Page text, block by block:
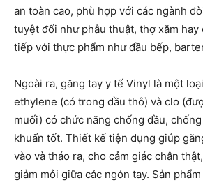
an toàn cao, phù hợp với các ngành
tuyệt đối như phẫu thuật, thợ xăm
tiếp với thực phẩm như đầu bếp,
Ngoài ra, găng tay y tế Vinyl là một
ethylene (có trong dầu thô) và clo
muối) có chức năng chống dầu,
khuẩn tốt. Thiết kế tiện dụng giúp
vào và tháo ra, cho cảm giác chân
giảm mỏi giữa các ngón tay. Sản